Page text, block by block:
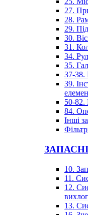
27.
28.
29.
30.
31.
34.
35.
37-38.
39.
50-82.
84.
Інші
10.
11.
12.
13.